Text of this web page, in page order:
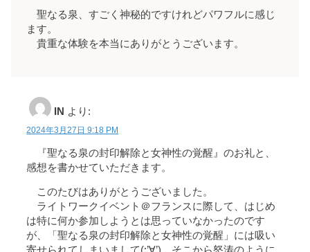
聖なる泉、すごく神秘的ですけれどパワフルに感じ
ます。
貴重な体験を本当にありがとうございます。
IN より:
2024年3月27日 9:18 PM
『聖なる泉の封印解除と女神性の覚醒』のお礼と、
感想を書かせていただきます。
このたびはありがとうございました。
ライトワークイベント＠フランスに際して、はじめ
は特に何か参加しようとは思っていなかったのです
が、「聖なる泉の封印解除と女神性の覚醒」には吸い